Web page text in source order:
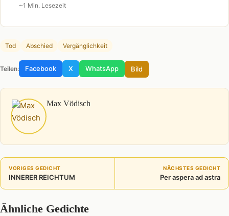
~1 Min. Lesezeit
Tod Abschied Vergänglichkeit
Teilen: Facebook X WhatsApp Bild
Max Vödisch
VORIGES GEDICHT
INNERER REICHTUM
NÄCHSTES GEDICHT
Per aspera ad astra
Ähnliche Gedichte